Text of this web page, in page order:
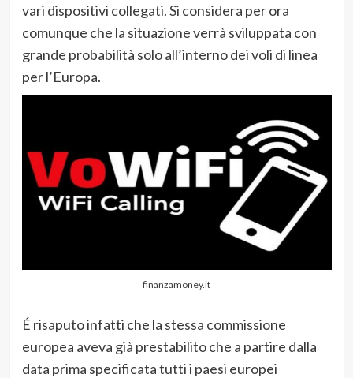
vari dispositivi collegati. Si considera per ora
comunque che la situazione verrà sviluppata con
grande probabilità solo all’interno dei voli di linea
per l’Europa.
finanzamoney.it
É risaputo infatti che la stessa commissione
europea aveva già prestabilito che a partire dalla
data prima specificata tutti i paesi europei